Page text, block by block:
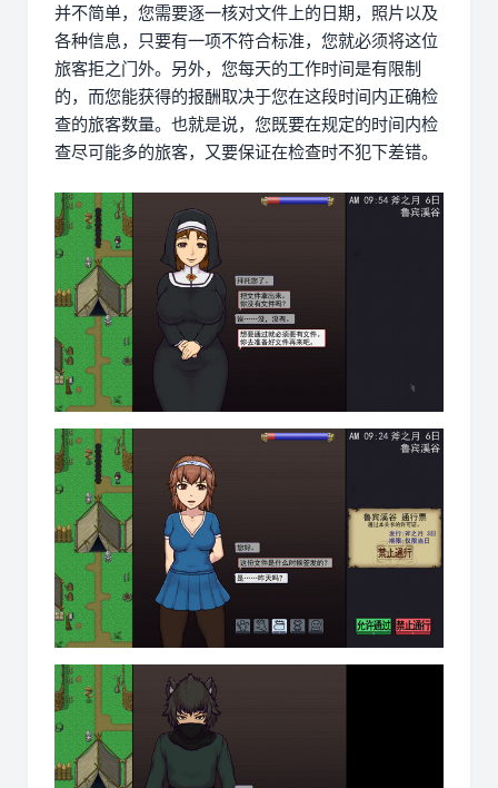
并不简单，您需要逐一核对文件上的日期，照片以及
各种信息，只要有一项不符合标准，您就必须将这位
旅客拒之门外。另外，您每天的工作时间是有限制
的，而您能获得的报酬取决于您在这段时间内正确检
查的旅客数量。也就是说，您既要在规定的时间内检
查尽可能多的旅客，又要保证在检查时不犯下差错。